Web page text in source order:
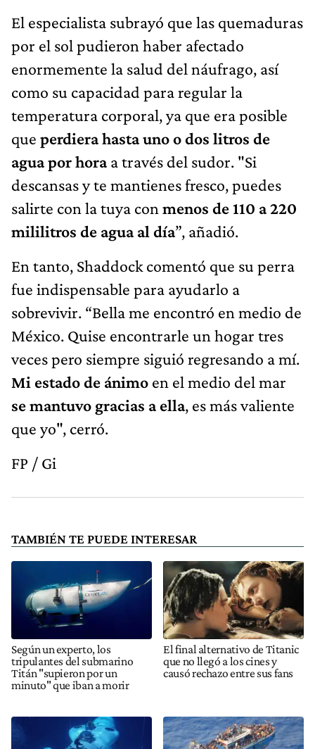
El especialista subrayó que las quemaduras
por el sol pudieron haber afectado
enormemente la salud del náufrago, así
como su capacidad para regular la
temperatura corporal, ya que era posible
que perdiera hasta uno o dos litros de
agua por horaa través del sudor. "Si
descansas y te mantienes fresco, puedes
salirte con la tuya con menos de 110 a 220
mililitros de agua al día”, añadió.
En tanto, Shaddock comentó que su perra
fue indispensable para ayudarlo a
sobrevivir. “Bella me encontró en medio de
México. Quise encontrarle un hogar tres
veces pero siempre siguió regresando a mí.
Mi estado de ánimo en el medio del mar
se mantuvo gracias a ella, es más valiente
que yo", cerró.
FP / Gi
TAMBIÉN TE PUEDE INTERESAR
Según un experto, los
tripulantes del submarino
Titán "supieron por un
minuto" que iban a morir
El final alternativo de Titanic
que no llegó a los cines y
causó rechazo entre sus fans